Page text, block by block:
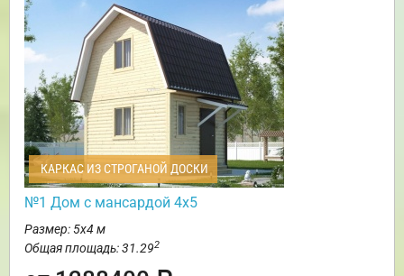
КАРКАС ИЗ СТРОГАНОЙ ДОСКИ
№1 Дом с мансардой 4х5
Размер: 5х4 м
Общая площадь: 31.292